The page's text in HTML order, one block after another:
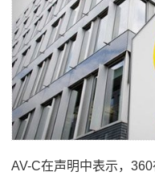
AV-C在声明中表示，